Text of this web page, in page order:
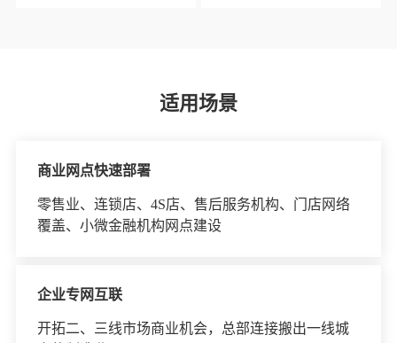
适用场景
商业网点快速部署
零售业、连锁店、4S店、售后服务机构、门店网络
覆盖、小微金融机构网点建设
企业专网互联
开拓二、三线市场商业机会，总部连接搬出一线城